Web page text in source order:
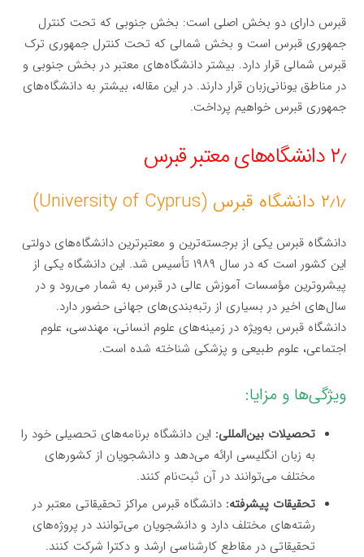
قبرس دارای دو بخش اصلی است: بخش جنوبی که تحت کنترل
جمهوری قبرس است و بخش شمالی که تحت کنترل جمهوری ترک
قبرس شمالی قرار دارد. بیشتر دانشگاه‌های معتبر در بخش جنوبی و
در مناطق یونانی‌زبان قرار دارند. در این مقاله، بیشتر به دانشگاه‌های
جمهوری قبرس خواهیم پرداخت.
۲٫ دانشگاه‌های معتبر قبرس
۲٫۱٫ دانشگاه قبرس (University of Cyprus)
دانشگاه قبرس یکی از برجسته‌ترین و معتبرترین دانشگاه‌های دولتی
این کشور است که در سال ۱۹۸۹ تأسیس شد. این دانشگاه یکی از
پیشروترین مؤسسات آموزش عالی در قبرس به شمار می‌رود و در
سال‌های اخیر در بسیاری از رتبه‌بندی‌های جهانی حضور دارد.
دانشگاه قبرس به‌ویژه در زمینه‌های علوم انسانی، مهندسی، علوم
اجتماعی، علوم طبیعی و پزشکی شناخته شده است.
ویژگی‌ها و مزایا:
تحصیلات بین‌المللی: این دانشگاه برنامه‌های تحصیلی خود را
به زبان انگلیسی ارائه می‌دهد و دانشجویان از کشورهای
مختلف می‌توانند در آن ثبت‌نام کنند.
تحقیقات پیشرفته: دانشگاه قبرس مراکز تحقیقاتی معتبر در
رشته‌های مختلف دارد و دانشجویان می‌توانند در پروژه‌های
تحقیقاتی در مقاطع کارشناسی ارشد و دکترا شرکت کنند.